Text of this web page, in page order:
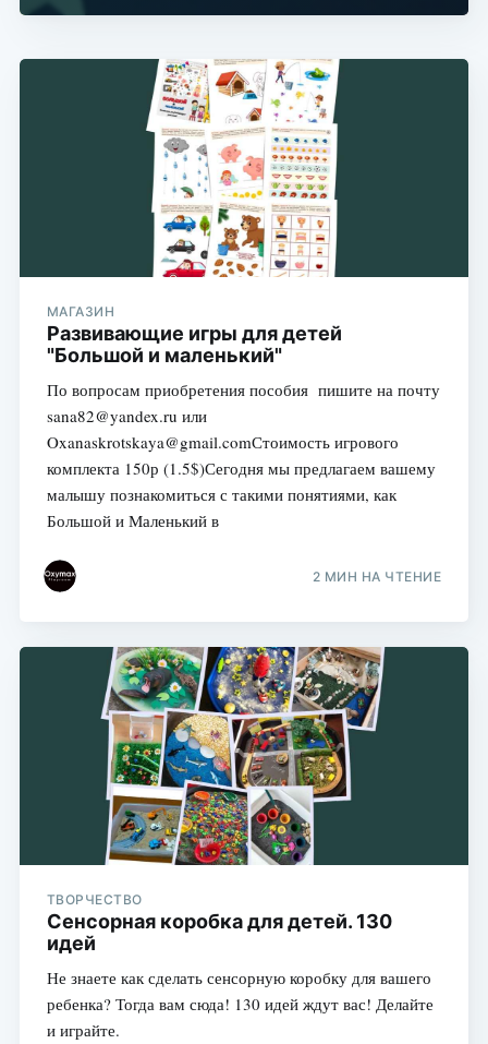
МАГАЗИН
Развивающие игры для детей
"Большой и маленький"
По вопросам приобретения пособия пишите на почту
sana82@yandex.ru или
Oxanaskrotskaya@gmail.comСтоимость игрового
комплекта 150р (1.5$)Сегодня мы предлагаем вашему
малышу познакомиться с такими понятиями, как
Большой и Маленький в
2 МИН НА ЧТЕНИЕ
ТВОРЧЕСТВО
Сенсорная коробка для детей. 130
идей
Не знаете как сделать сенсорную коробку для вашего
ребенка? Тогда вам сюда! 130 идей ждут вас! Делайте
и играйте.